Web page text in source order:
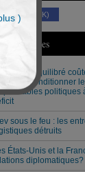
(230 K)
Articles
budget équilibré
veut conditionner
politiques
sous le feu : les
détruits
États-Unis et la
diplomatiques?
)